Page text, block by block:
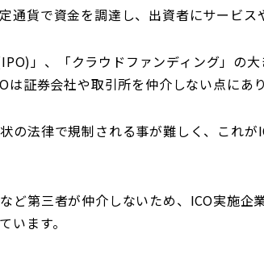
通貨で資金を調達し、出資者にサービス
」、「クラウドファンディング」の
証券会社や取引所を仲介しない点にあり
の法律で規制される事が難しく、これが
ど第三者が仲介しないため、ICO実施企
います。